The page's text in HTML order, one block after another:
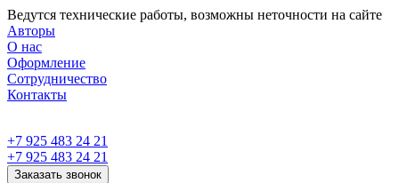
Ведутся технические работы, возможны неточности на сайте
Авторы
О нас
Оформление
Сотрудничество
Контакты
+7 925 483 24 21
+7 925 483 24 21
Заказать звонок